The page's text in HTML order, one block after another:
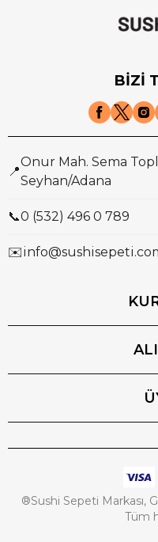
BİZİ
📍
Onur Mah. Sema
Seyhan/Adana
📞0 (532) 496 0 789
✉️
®Sushi Sepeti Markası,
Tüm